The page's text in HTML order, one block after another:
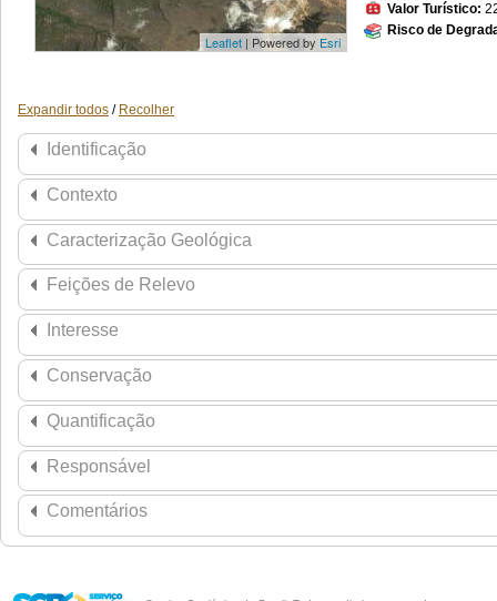
Leaflet | Powered by Esri
Valor Turístico:
Risco de
Expandir todos / Recolher
Identificação
Contexto
Caracterização Geológica
Feições de Relevo
Interesse
Conservação
Quantificação
Responsável
Comentários